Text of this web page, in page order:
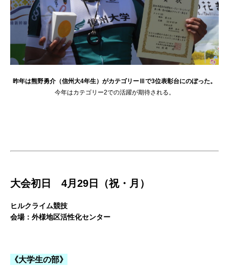
昨年は熊野勇介（信州大4年生）がカテゴリーⅢで3位表彰台にのぼった。
今年はカテゴリー2での活躍が期待される。
大会初日 4月29日（祝・月）
ヒルクライム競技
会場：外様地区活性化センター
《大学生の部》